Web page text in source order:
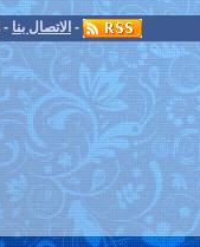
- الاتصال بنا -